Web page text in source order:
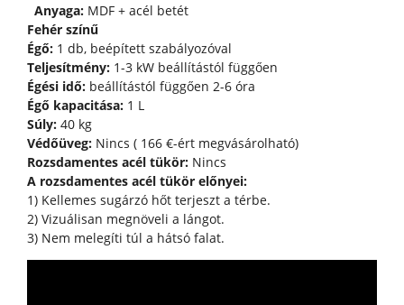
Anyaga:MDF + acél betét
Fehér színű
Égő:1 db, beépített szabályozóval
Teljesítmény:1-3 kW beállítástól függően
Égési idő:beállítástól függően 2-6 óra
Égő kapacitása:1 L
Súly:40 kg
Védőüveg:Nincs ( 166 €-ért megvásárolható)
Rozsdamentes acél tükör:Nincs
A rozsdamentes acél tükör előnyei:
1) Kellemes sugárzó hőt terjeszt a térbe.
2) Vizuálisan megnöveli a lángot.
3) Nem melegíti túl a hátsó falat.